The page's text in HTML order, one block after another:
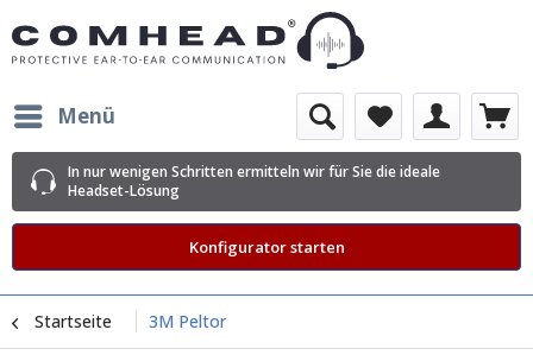
Menü
In nur wenigen Schritten ermitteln wir für Sie die ideale
Headset-Lösung
Konfigurator starten
Startseite 3M Peltor